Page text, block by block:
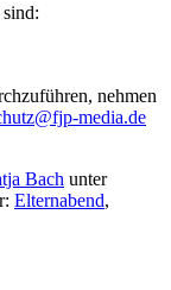
nehmen
media.de
Bach unter
Elternabend,